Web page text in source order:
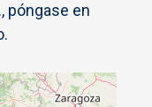
póngase en